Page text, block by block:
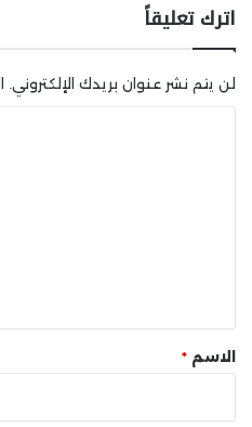
اترك تعليقاً
لن يتم نشر عنوان بريدك الإلكتروني.
* الاسم *